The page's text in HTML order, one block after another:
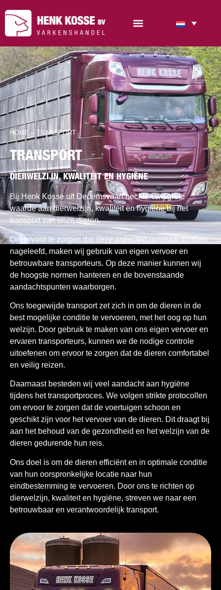
HOME » TRANSPORT
TRANSPORT
DIERWELZIJN, KWALITEIT EN HYGIËNE
Bij Henk Kosse uit Dedemsvaart hechten wij grote
waarde aan dierwelzijn, kwaliteit en hygiëne bij het
transport van onze dieren.
Om ervoor te zorgen dat deze aspecten optimaal worden
nageleefd, maken wij gebruik van eigen vervoer en
betrouwbare transporteurs. Op deze manier kunnen wij
de hoogste normen hanteren en de bovenstaande
aandachtspunten waarborgen.
Ons toegewijde transport zet zich in om de dieren in de
best mogelijke conditie te vervoeren, met het oog op hun
welzijn. Door gebruik te maken van ons eigen vervoer en
ervaren transporteurs, kunnen we de nodige controle
uitoefenen om ervoor te zorgen dat de dieren comfortabel
en veilig reizen.
Daarnaast besteden wij veel aandacht aan hygiëne
tijdens het transportproces. We volgen strikte protocollen
om ervoor te zorgen dat de voertuigen schoon en
geschikt zijn voor het vervoer van de dieren. Dit draagt bij
aan het behoud van de gezondheid en het welzijn van de
dieren gedurende hun reis.
Ons doel is om de dieren efficiënt en in optimale conditie
van hun oorspronkelijke locatie naar hun
eindbestemming te vervoeren. Door ons te richten op
dierwelzijn, kwaliteit en hygiëne, streven we naar een
betrouwbaar en verantwoordelijk transport.